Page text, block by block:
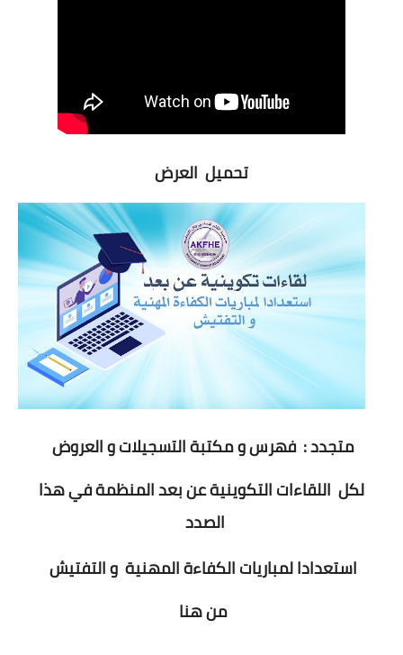
تحميل العرض
متجدد : فهرس و مكتبة التسجيلات و العروض
لكل اللقاءات التكوينية عن بعد المنظمة في هذا
الصدد
استعدادا لمباريات الكفاءة المهنية و التفتيش
من هنا